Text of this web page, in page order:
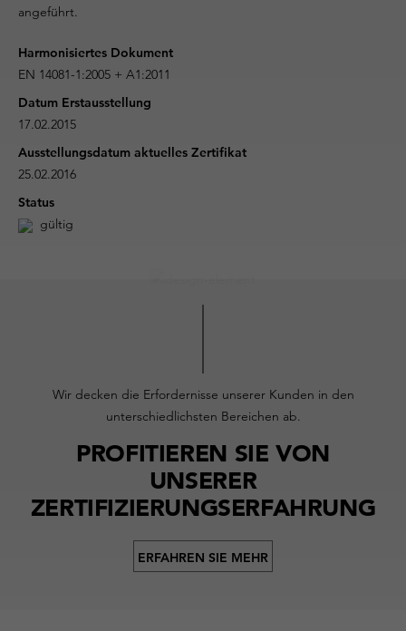
angeführt.
Harmonisiertes Dokument
EN 14081-1:2005 + A1:2011
Datum Erstausstellung
17.02.2015
Ausstellungsdatum aktuelles Zertifikat
25.02.2016
Status
gültig
Wir decken die Erfordernisse unserer Kunden in den
unterschiedlichsten Bereichen ab.
PROFITIEREN SIE VON
UNSERER
ZERTIFIZIERUNGSERFAHRUNG
ERFAHREN SIE MEHR